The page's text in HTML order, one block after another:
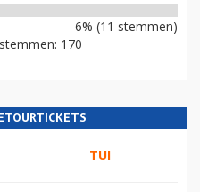
6% (11 stemmen)
170
TUI